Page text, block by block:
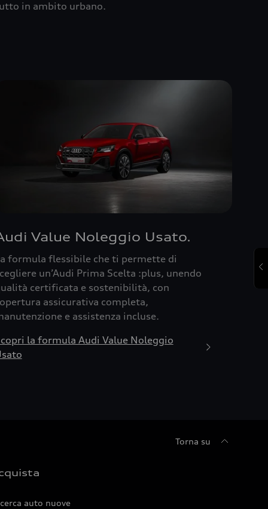
in ambito urbano.
Value Noleggio Usato.
formula flessibile che ti permette di
un’Audi Prima Scelta :plus, unendo
certificata e sostenibilità, con
assicurativa completa,
e assistenza incluse.
la formula Audi Value Noleggio
Torna su
auto nuove